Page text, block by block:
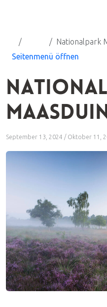
Nationalpark
September 13, 2024 / Oktober 11,
Seitenmenü öffnen